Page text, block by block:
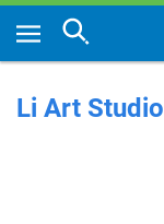
Li Art Studio